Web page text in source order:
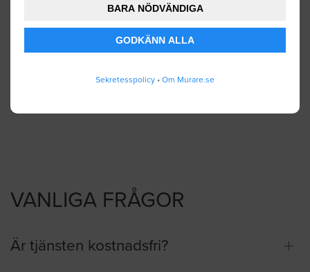
BARA NÖDVÄNDIGA
GODKÄNN ALLA
Sekretesspolicy • Om Murare.se
mina personuppgifter enligtanvändarvillkoren
VANLIGA FRÅGOR
Är tjänsten kostnadsfri?